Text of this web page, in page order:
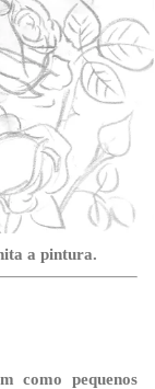
a pintura.
como pequenos